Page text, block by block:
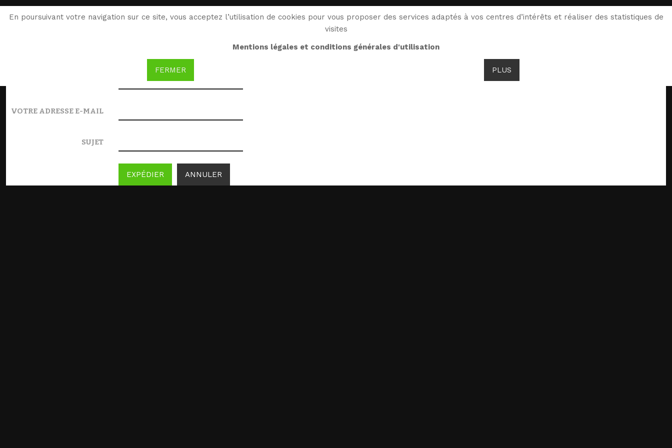
En poursuivant votre navigation sur ce site, vous acceptez l’utilisation de cookies pour vous proposer des services adaptés à vos centres d’intérêts et réaliser des statistiques de
visites
Mentions légales et conditions générales d'utilisation
FERMER PLUS
Envoyer ce lien par e-mail à un ami. ×
VOTRE ADRESSE E-MAIL
SUJET
EXPÉDIER ANNULER